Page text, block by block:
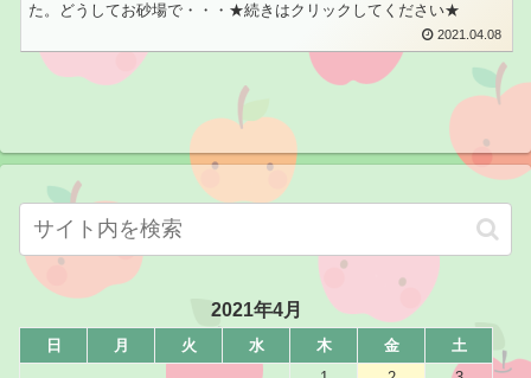
た。どうしてお砂場で・・・★続きはクリックしてください★
2021.04.08
2021年4月
日 月 火 水 木 金
土